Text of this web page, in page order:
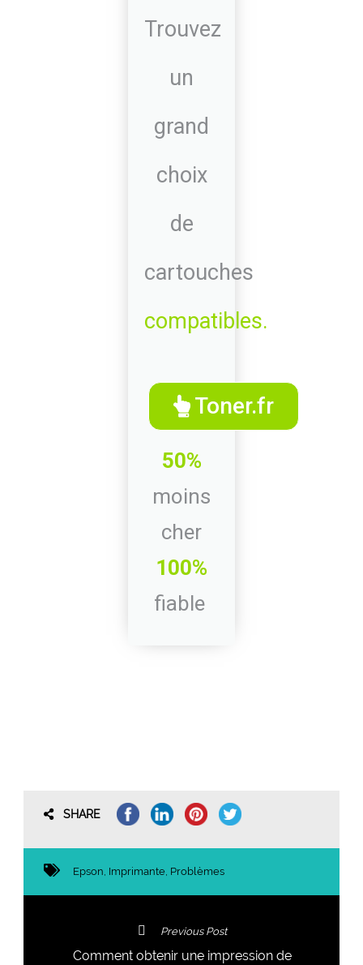
Trouvez
un
grand
choix
de
cartouches
compatibles.
Toner.fr
50%
moins
cher
100%
fiable
SHARE
Epson, Imprimante, Problèmes
Previous Post
Comment obtenir une impression de